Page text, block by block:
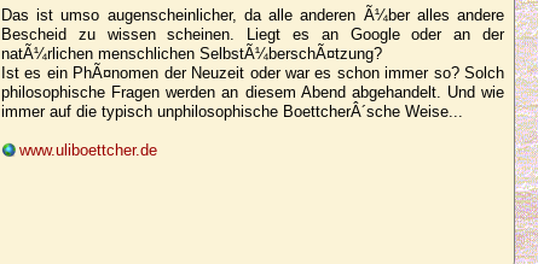
Das ist umso augenscheinlicher, da alle anderen Ã¼ber alles andere
Bescheid zu wissen scheinen. Liegt es an Google oder an der
natÃ¼rlichen menschlichen SelbstÃ¼berschÃ¤tzung?
Ist es ein PhÃ¤nomen der Neuzeit oder war es schon immer so? Solch
philosophische Fragen werden an diesem Abend abgehandelt. Und wie
immer auf die typisch unphilosophische BoettcherÂ´sche Weise...
www.uliboettcher.de